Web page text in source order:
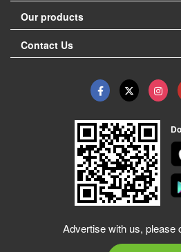
Our products
Contact Us
Advertise with us, please